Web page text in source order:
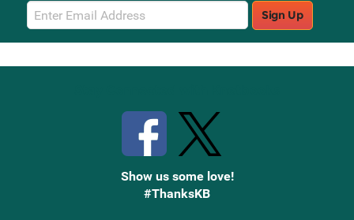
Email
Sign
Up
Sign Up
Show us some love!
#ThanksKB